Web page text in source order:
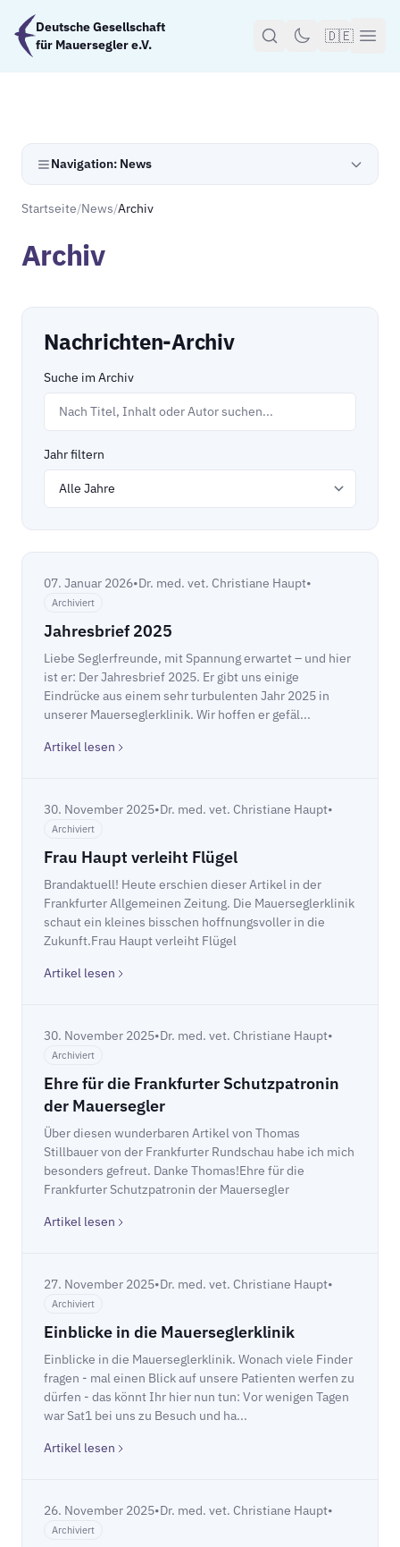
Zum Hauptinhalt springen
Deutsche Gesellschaft
für Mauersegler e.V.
🇩🇪
Navigation: News
Startseite/News/Archiv
Archiv
Nachrichten-Archiv
Suche im Archiv
Jahr filtern
07. Januar 2026•Dr. med. vet. Christiane Haupt•
Archiviert
Jahresbrief 2025
Liebe Seglerfreunde, mit Spannung erwartet – und hier
ist er: Der Jahresbrief 2025. Er gibt uns einige
Eindrücke aus einem sehr turbulenten Jahr 2025 in
unserer Mauerseglerklinik. Wir hoffen er gefäl...
Artikel lesen
30. November 2025•Dr. med. vet. Christiane Haupt•
Archiviert
Frau Haupt verleiht Flügel
Brandaktuell! Heute erschien dieser Artikel in der
Frankfurter Allgemeinen Zeitung. Die Mauerseglerklinik
schaut ein kleines bisschen hoffnungsvoller in die
Zukunft.Frau Haupt verleiht Flügel
Artikel lesen
30. November 2025•Dr. med. vet. Christiane Haupt•
Archiviert
Ehre für die Frankfurter Schutzpatronin
der Mauersegler
Über diesen wunderbaren Artikel von Thomas
Stillbauer von der Frankfurter Rundschau habe ich mich
besonders gefreut. Danke Thomas!Ehre für die
Frankfurter Schutzpatronin der Mauersegler
Artikel lesen
27. November 2025•Dr. med. vet. Christiane Haupt•
Archiviert
Einblicke in die Mauerseglerklinik
Einblicke in die Mauerseglerklinik. Wonach viele Finder
fragen - mal einen Blick auf unsere Patienten werfen zu
dürfen - das könnt Ihr hier nun tun: Vor wenigen Tagen
war Sat1 bei uns zu Besuch und ha...
Artikel lesen
26. November 2025•Dr. med. vet. Christiane Haupt•
Archiviert